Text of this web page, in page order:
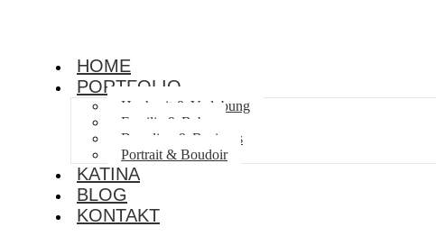
HOME
PORTFOLIO
Hochzeit & Verlobung
Familie & Baby
Branding & Business
Portrait & Boudoir
KATINA
BLOG
KONTAKT